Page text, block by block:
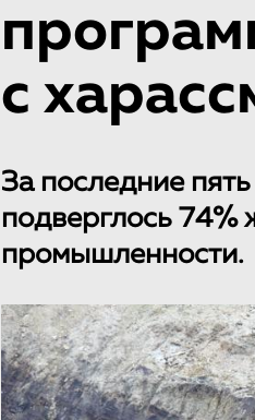
с
За последние
подверглось
промышленности.